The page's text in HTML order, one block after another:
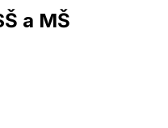
a MŠ